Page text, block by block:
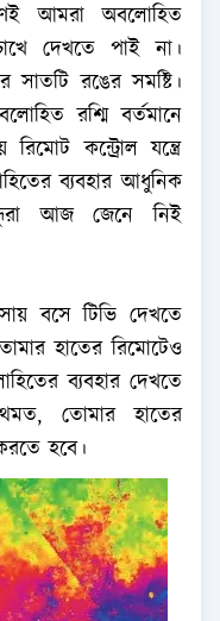
আমরা অবলোহিত
দেখতে পাই না।
রঙের সমষ্টি।
রশ্মি বর্তমানে
কন্ট্রোল যন্ত্রে
ব্যবহার আধুনিক
আজ জেনে নিই
বসে টিভি দেখতে
হাতের রিমোটেও
ব্যবহার দেখতে
তোমার হাতের
হবে।